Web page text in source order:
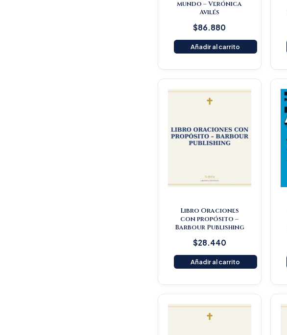
mundo – Verónica
Avilés
$86.880
Añadir al carrito
Libro Oraciones
con propósito –
Barbour Publishing
$28.440
Añadir al carrito